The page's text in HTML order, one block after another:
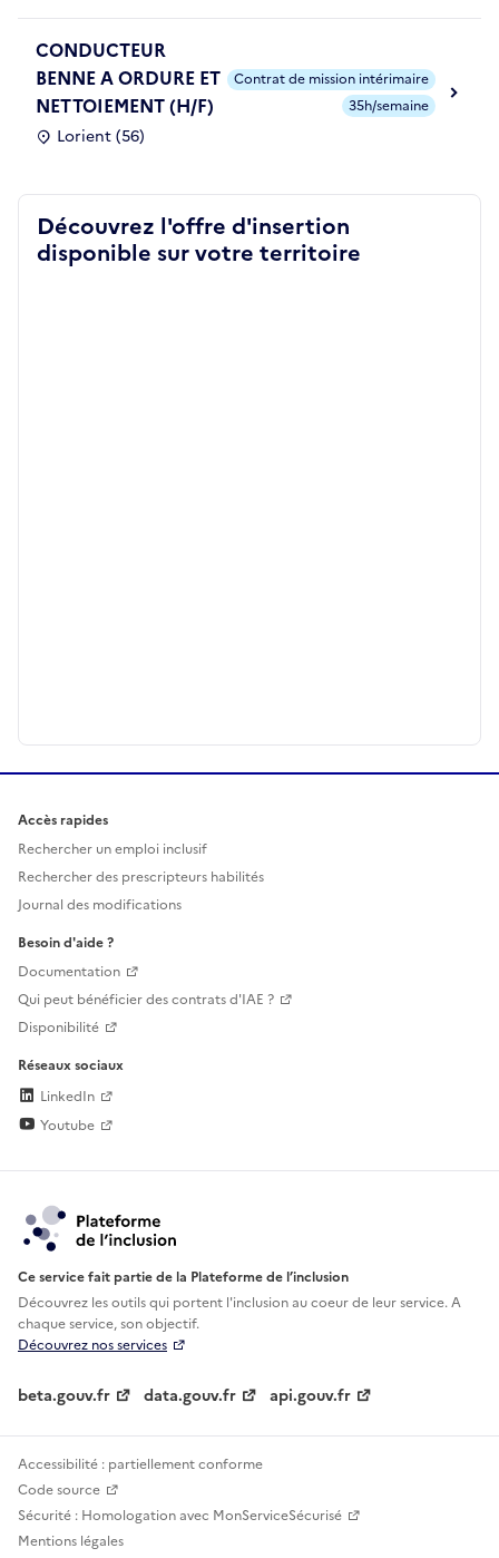
CONDUCTEUR
BENNE A ORDURE ET
NETTOIEMENT (H/F)
Lorient (56)
Contrat de mission intérimaire
35h/semaine
Découvrez l'offre d'insertion
disponible sur votre territoire
Accès rapides
Rechercher un emploi inclusif
Rechercher des prescripteurs habilités
Journal des modifications
Besoin d'aide ?
Documentation
Qui peut bénéficier des contrats d'IAE ?
Disponibilité
Réseaux sociaux
LinkedIn
Youtube
Ce service fait partie de la Plateforme de l’inclusion
Découvrez les outils qui portent l'inclusion aucoeur de leur service. A
chaque service, son objectif.
Découvrez nos services
beta.gouv.fr data.gouv.fr api.gouv.fr
Accessibilité : partiellement conforme
Code source
Sécurité : Homologation avec MonServiceSécurisé
Mentions légales